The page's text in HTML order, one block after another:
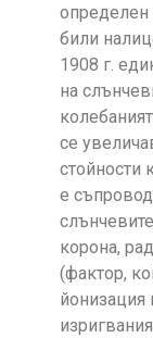
определен
били
1908 г.
на
се
стойности
е
корона,
(фактор,
йонизация